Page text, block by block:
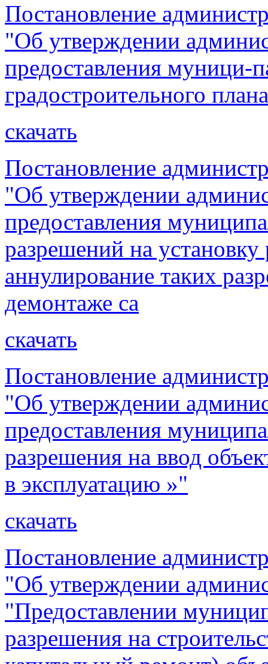
Постановление
"Об утверждении
предоставления муници-
градостроительного
скачать
Постановление
"Об утверждении
предоставления
разрешений на
аннулирование таких
демонтаже са
скачать
Постановление
"Об утверждении
предоставления
разрешения на ввод
в эксплуатацию »"
скачать
Постановление
"Об утверждении
"Предоставлении
разрешения на